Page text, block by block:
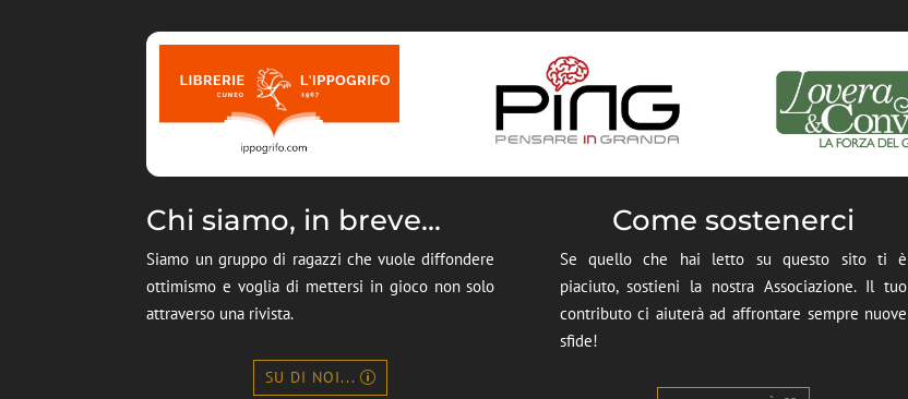
Chi siamo, in breve...
Siamo un gruppo di ragazzi che vuole diffondere
ottimismo e voglia di mettersi in gioco non solo
attraverso una rivista.
SU DI NOI...
Come sostenerci
Se quello che hai letto su questo sito ti è
piaciuto, sostieni la nostra Associazione. Il tuo
contributo ci aiuterà ad affrontare sempre nuove
sfide!